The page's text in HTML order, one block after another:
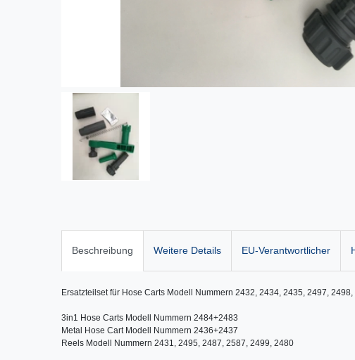
Beschreibung Weitere Details EU-Verantwortlicher
Ersatzteilset für Hose Carts Modell Nummern 2432, 2434, 2435, 2497,
3in1 Hose Carts Modell Nummern 2484+2483
Metal Hose Cart Modell Nummern 2436+2437
Reels Modell Nummern 2431, 2495, 2487, 2587, 2499, 2480